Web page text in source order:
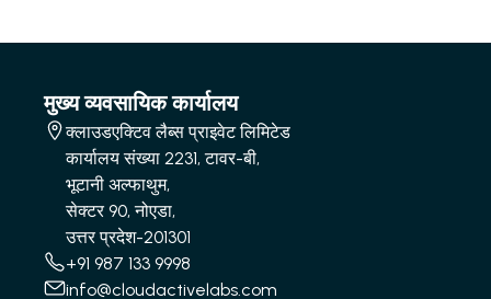
मुख्य व्यवसायिक कार्यालय
क्लाउडएक्टिव लैब्स प्राइवेट लिमिटेड
कार्यालय संख्या 2231, टावर-बी,
भूटानी अल्फाथुम,
सेक्टर 90, नोएडा,
उत्तर प्रदेश-201301
+91 987 133 9998
info@cloudactivelabs.com